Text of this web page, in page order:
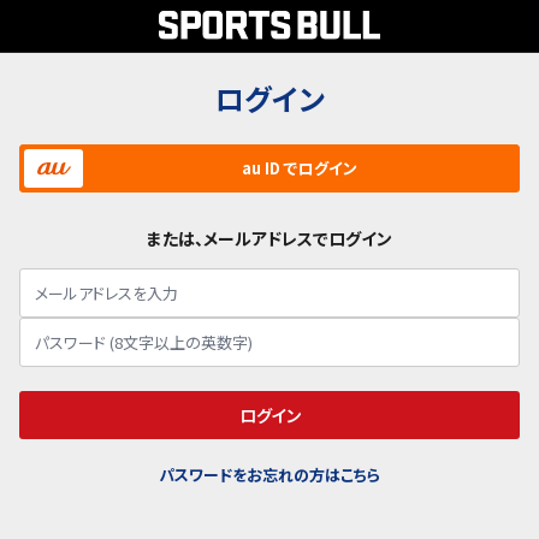
ログイン
au ID でログイン
または、メールアドレスでログイン
ログイン
パスワードをお忘れの方はこちら